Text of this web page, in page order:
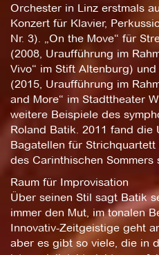
Orchester in Linz erstmals
Konzert für Klavier,
Nr. 3). „On the Move“ für
(2008, Uraufführung im
Vivo“ im Stift Altenburg) und
(2015, Uraufführung im
and More“ im Stadttheater
weitere Beispiele des
Roland Batik. 2011 fand die
Bagatellen für Strichquartett
des Carinthischen Sommers
Raum für Improvisation
Über seinen Stil sagt Batik
immer den Mut, im tonalen
Innovativ-Zeitgeistige geht
aber es gibt so viele, die in